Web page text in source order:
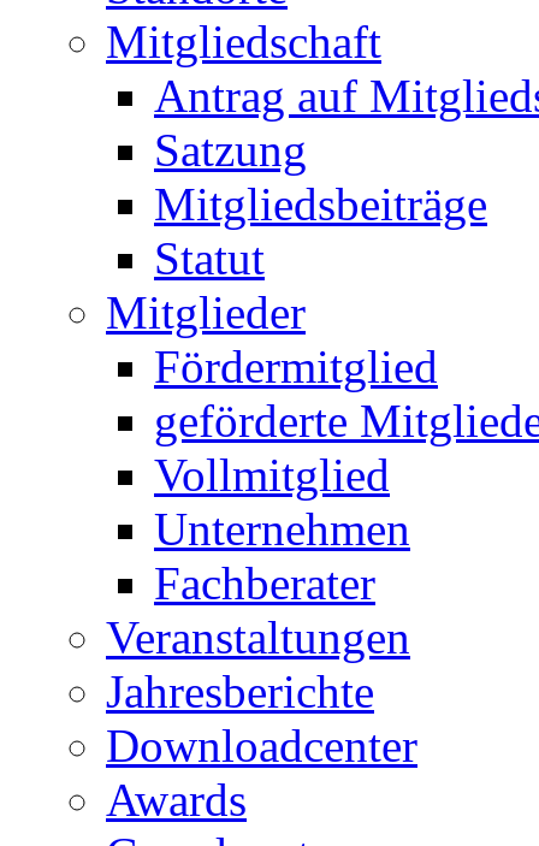
Mitgliedschaft
Antrag auf
Satzung
Mitgliedsbeiträge
Statut
Mitglieder
Fördermitglied
geförderte
Vollmitglied
Unternehmen
Fachberater
Veranstaltungen
Jahresberichte
Downloadcenter
Awards